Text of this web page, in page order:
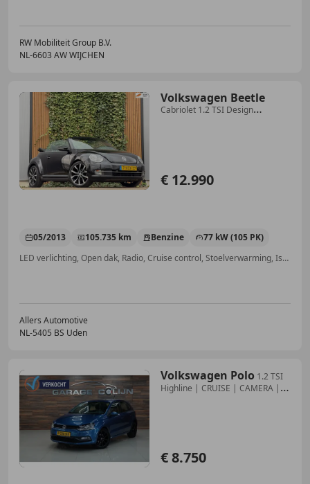
RW Mobiliteit Group B.V.
NL-6603 AW WIJCHEN
Volkswagen Beetle
Cabriolet 1.2 TSI Design
€ 12.990
05/2013 105.735 km Benzine
77 kW (105 PK)
LED verlichting, Open dak, Radio, Cruise control, Stoelverwarming, Isofix, Mistlampen, Parkeerhulp met camera
Allers Automotive
NL-5405 BS Uden
Volkswagen Polo 1.2 TSI
Highline | CRUISE | CAMERA |
€ 8.750